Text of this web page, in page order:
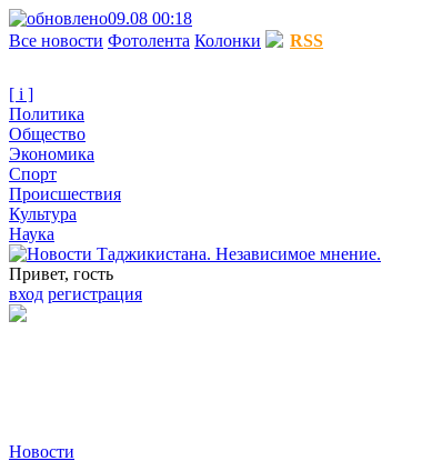
09.08 00:18
Все новости Фотолента Колонки RSS
[ i ]
Политика
Общество
Экономика
Спорт
Происшествия
Культура
Наука
Привет, гость
вход регистрация
Новости